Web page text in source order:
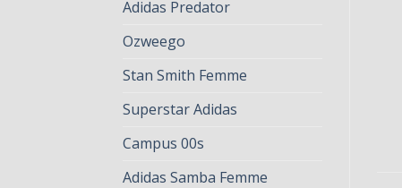
Adidas Predator
Ozweego
Stan Smith Femme
Superstar Adidas
Campus 00s
Adidas Samba Femme